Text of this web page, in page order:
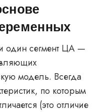
один сегмент ЦА —
модель. Всегда
по которым
(это отличие